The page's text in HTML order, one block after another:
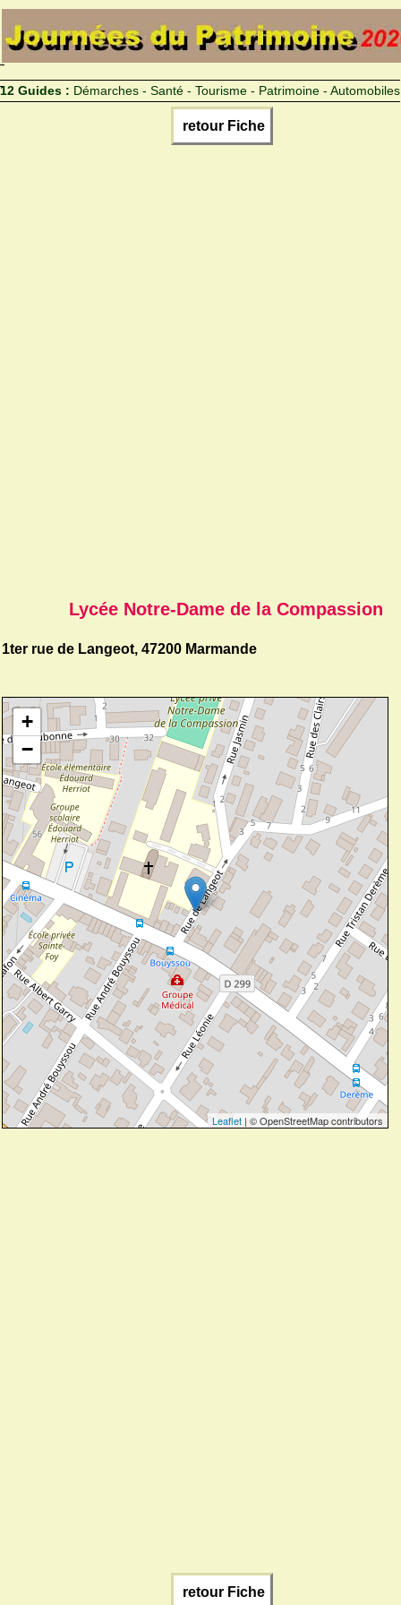
12 Guides : Démarches - Santé - Tourisme - Patrimoine - Automobiles
retour Fiche
Lycée Notre-Dame de la Compassion
1ter rue de Langeot, 47200 Marmande
+
−
Leaflet | © OpenStreetMap contributors
retour Fiche